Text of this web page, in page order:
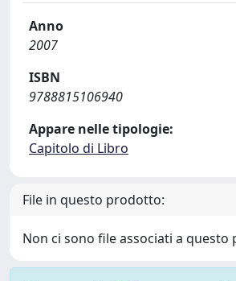
Anno
2007
ISBN
9788815106940
Appare nelle tipologie:
Capitolo di Libro
File in questo prodotto:
Non ci sono file associati a questo